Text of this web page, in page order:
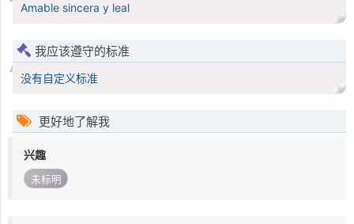
Amable sincera y leal
我应该遵守的标准
没有自定义标准
更好地了解我
兴趣
未标明